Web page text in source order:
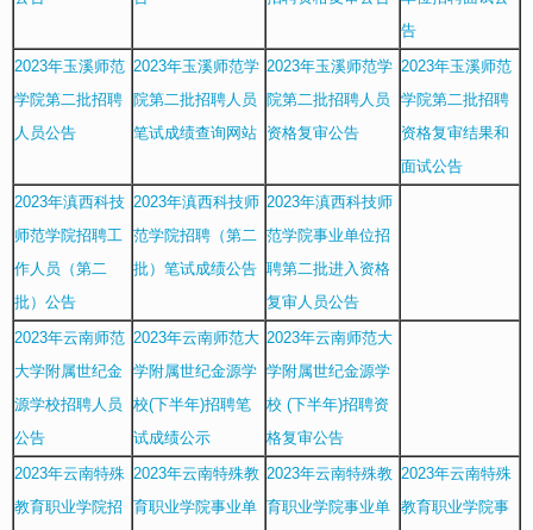
告
2023年玉溪师范
学院第二批招聘
人员公告
2023年玉溪师范学
院第二批招聘人员
笔试成绩查询网站
2023年玉溪师范学
院第二批招聘人员
资格复审公告
2023年玉溪师范
学院第二批招聘
资格复审结果和
面试公告
2023年滇西科技
师范学院招聘工
作人员（第二
批）公告
2023年滇西科技师
范学院招聘（第二
批）笔试成绩公告
2023年滇西科技师
范学院事业单位招
聘第二批进入资格
复审人员公告
2023年云南师范
大学附属世纪金
源学校招聘人员
公告
2023年云南师范大
学附属世纪金源学
校(下半年)招聘笔
试成绩公示
2023年云南师范大
学附属世纪金源学
校 (下半年)招聘资
格复审公告
2023年云南特殊
教育职业学院招
2023年云南特殊教
育职业学院事业单
2023年云南特殊教
育职业学院事业单
2023年云南特殊
教育职业学院事